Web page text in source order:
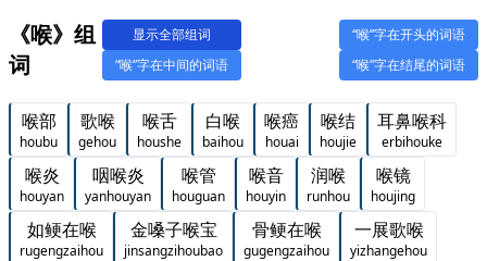
《喉》组
词
显示全部组词
“喉”字在开头的词语
“喉”字在中间的词语
“喉”字在结尾的词语
喉部
houbu
歌喉
gehou
喉舌
houshe
白喉
baihou
喉癌
houai
喉结
houjie
耳鼻喉科
erbihouke
喉炎
houyan
咽喉炎
yanhouyan
喉管
houguan
喉音
houyin
润喉
runhou
喉镜
houjing
如鲠在喉
rugengzaihou
金嗓子喉宝
jinsangzihoubao
骨鲠在喉
gugengzaihou
一展歌喉
yizhangehou